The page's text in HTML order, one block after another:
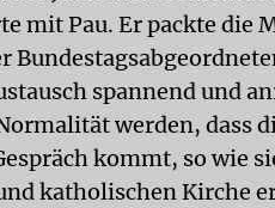
mit Pau. Er packte die
spannend und
werden, dass
kommt, so wie
katholischen Kirche